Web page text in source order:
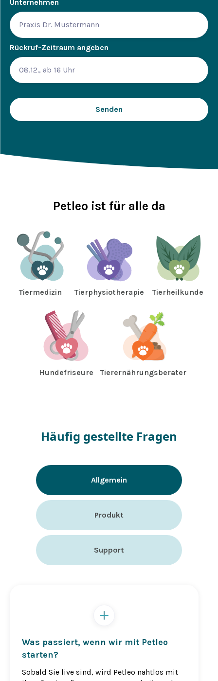
Unternehmen
Rückruf-Zeitraum angeben
Petleo ist für alle da
Tiermedizin Tierphysiotherapie Tierheilkunde
Hundefriseure Tierernährungsberater
Häufig gestellte Fragen
Allgemein
Produkt
Support
Was passiert, wenn wir mit Petleo
starten?
Sobald Sie live sind, wird Petleo nahtlos mit